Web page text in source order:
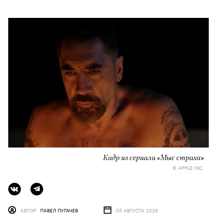
Кадр из сериала «Мыс страха»
© APPLE INC.
АВТОР ПАВЕЛ ПУГАЧЕВ 05 АВГУСТА 2026